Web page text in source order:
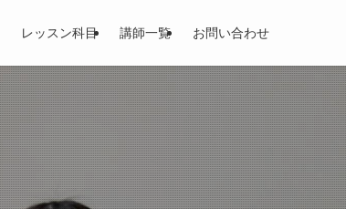
レッスン科目 講師一覧 お問い合わせ